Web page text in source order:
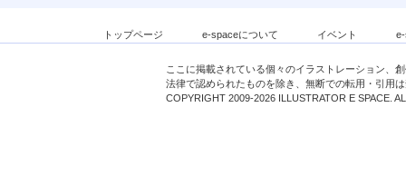
トップページ e-spaceについて イベント
ここに掲載されている個々のイラストレーション、
法律で認められたものを除き、無断での転用・引用
COPYRIGHT 2009-2026 ILLUSTRATOR E SPACE.